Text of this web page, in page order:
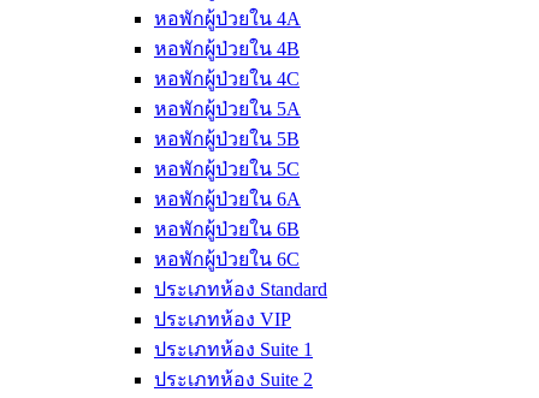
หอพักผู้ป่วยใน 4A
หอพักผู้ป่วยใน 4B
หอพักผู้ป่วยใน 4C
หอพักผู้ป่วยใน 5A
หอพักผู้ป่วยใน 5B
หอพักผู้ป่วยใน 5C
หอพักผู้ป่วยใน 6A
หอพักผู้ป่วยใน 6B
หอพักผู้ป่วยใน 6C
ประเภทห้อง Standard
ประเภทห้อง VIP
ประเภทห้อง Suite 1
ประเภทห้อง Suite 2